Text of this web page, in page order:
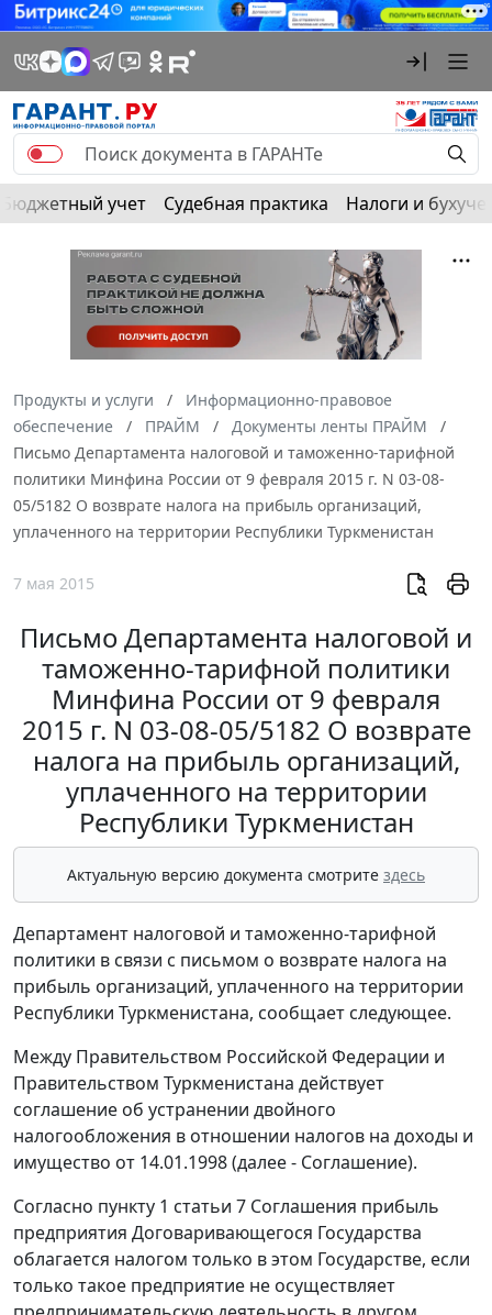
Бюджетный учет Судебная практика Налоги и
Продукты и услуги
Информационно-правовое
обеспечение
ПРАЙМ
Документы ленты ПРАЙМ
Письмо Департамента налоговой и таможенно-тарифной
политики Минфина России от 9 февраля 2015 г. N 03-08-
05/5182 О возврате налога на прибыль организаций,
уплаченного на территории Республики Туркменистан
7 мая 2015
Письмо Департамента налоговой и
таможенно-тарифной политики
Минфина России от 9 февраля
2015 г. N 03-08-05/5182 О возврате
налога на прибыль организаций,
уплаченного на территории
Республики Туркменистан
Актуальную версию документа смотрите здесь
Департамент налоговой и таможенно-тарифной
политики в связи с письмом о возврате налога на
прибыль организаций, уплаченного на территории
Республики Туркменистана, сообщает следующее.
Между Правительством Российской Федерации и
Правительством Туркменистана действует
соглашение об устранении двойного
налогообложения в отношении налогов на доходы и
имущество от 14.01.1998 (далее - Соглашение).
Согласно пункту 1 статьи 7 Соглашения прибыль
предприятия Договаривающегося Государства
облагается налогом только в этом Государстве, если
только такое предприятие не осуществляет